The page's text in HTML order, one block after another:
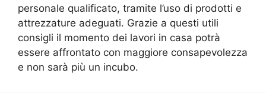
personale qualificato, tramite l’uso di prodotti e
attrezzature adeguati. Grazie a questi utili
consigli il momento dei lavori in casa potrà
essere affrontato con maggiore consapevolezza
e non sarà più un incubo.